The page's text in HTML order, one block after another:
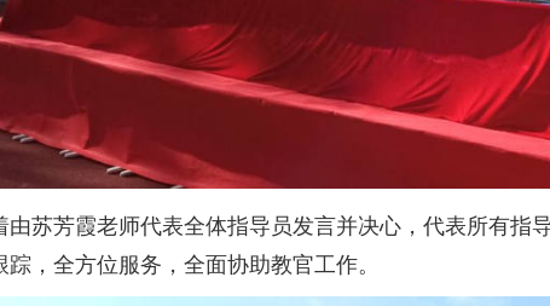
由苏芳霞老师代表全体指导员发言并决心，代表所有指
踪，全方位服务，全面协助教官工作。